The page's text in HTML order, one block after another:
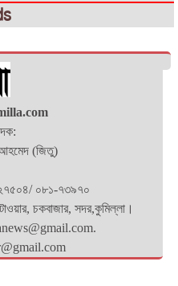
(জিতু)
০৮১-৭৩৯৭০
টাওয়ার, চকবাজার, সদর,কুমিল্লা।